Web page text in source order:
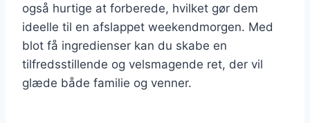
også hurtige at forberede, hvilket gør dem
ideelle til en afslappet weekendmorgen. Med
blot få ingredienser kan du skabe en
tilfredsstillende og velsmagende ret, der vil
glæde både familie og venner.